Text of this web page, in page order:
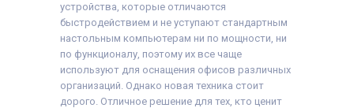
устройства, которые отличаются
быстродействием и не уступают стандартным
настольным компьютерам ни по мощности, ни
по функционалу, поэтому их все чаще
используют для оснащения офисов различных
организаций. Однако новая техника стоит
дорого. Отличное решение для тех, кто ценит